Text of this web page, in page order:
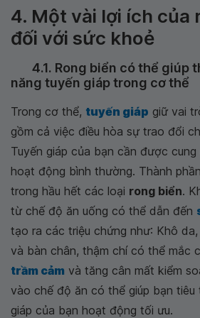
4. Một vài lợi ích của
đối với sức khoẻ
4.1. Rong biển có thể giúp
năng tuyến giáp trong cơ thể
Trong cơ thể, tuyến giáp giữ vai
gồm cả việc điều hòa sự trao đổi
Tuyến giáp của bạn cần được
hoạt động bình thường. Thành
trong hầu hết các loại rong biển.
từ chế độ ăn uống có thể dẫn đến
tạo ra các triệu chứng như: Khô
và bàn chân, thậm chí có thể mắc
trầm cảm và tăng cân mất kiểm
vào chế độ ăn có thể giúp bạn
giáp của bạn hoạt động tối ưu.